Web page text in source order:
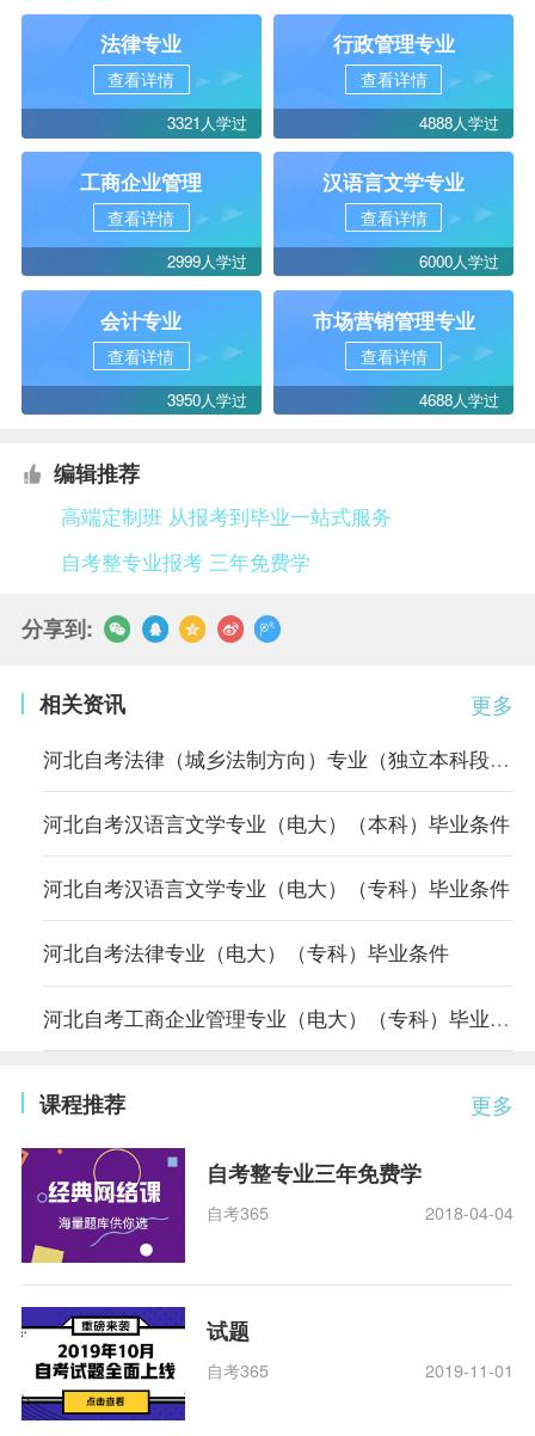
法律专业
查看详情
3321人学过
行政管理专业
查看详情
4888人学过
工商企业管理
查看详情
2999人学过
汉语言文学专业
查看详情
6000人学过
会计专业
查看详情
3950人学过
市场营销管理专业
查看详情
4688人学过
编辑推荐
高端定制班 从报考到毕业一站式服务
自考整专业报考 三年免费学
分享到:
更多
相关资讯
河北自考法律（城乡法制方向）专业（独立本科段）毕业条件
河北自考汉语言文学专业（电大）（本科）毕业条件
河北自考汉语言文学专业（电大）（专科）毕业条件
河北自考法律专业（电大）（专科）毕业条件
河北自考工商企业管理专业（电大）（专科）毕业条件
更多
课程推荐
自考整专业三年免费学
自考365 2018-04-04
试题
自考365 2019-11-01